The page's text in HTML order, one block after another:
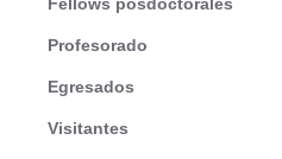
Profesorado
Egresados
Visitantes